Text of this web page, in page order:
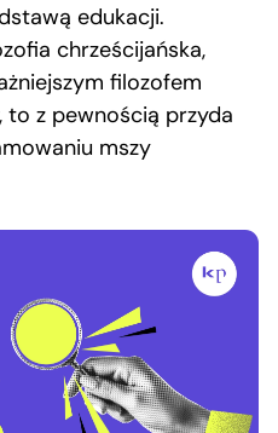
edukacji.
chrześcijańska,
filozofem
to z pewnością przyda
mszy